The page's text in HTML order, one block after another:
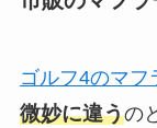
ゴルフ4のマフ
微妙に違うの